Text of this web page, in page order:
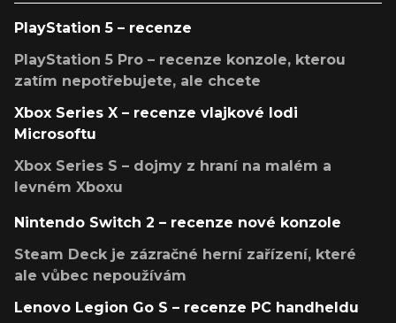
PlayStation 5 – recenze
PlayStation 5 Pro – recenze konzole, kterou
zatím nepotřebujete, ale chcete
Xbox Series X – recenze vlajkové lodi
Microsoftu
Xbox Series S – dojmy z hraní na malém a
levném Xboxu
Nintendo Switch 2 – recenze nové konzole
Steam Deck je zázračné herní zařízení, které
ale vůbec nepoužívám
Lenovo Legion Go S – recenze PC handheldu